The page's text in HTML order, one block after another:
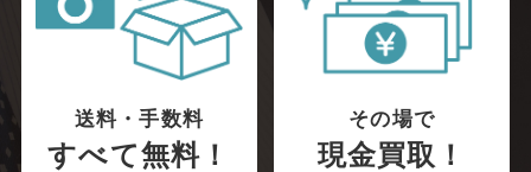
送料・手数料
すべて無料！
その場で
現金買取！